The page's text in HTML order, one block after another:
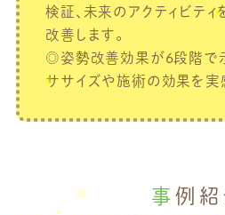
検証、未来のアクティビティ
改善します。
◎姿勢改善効果が6段階で
ササイズや施術の効果を実
事例